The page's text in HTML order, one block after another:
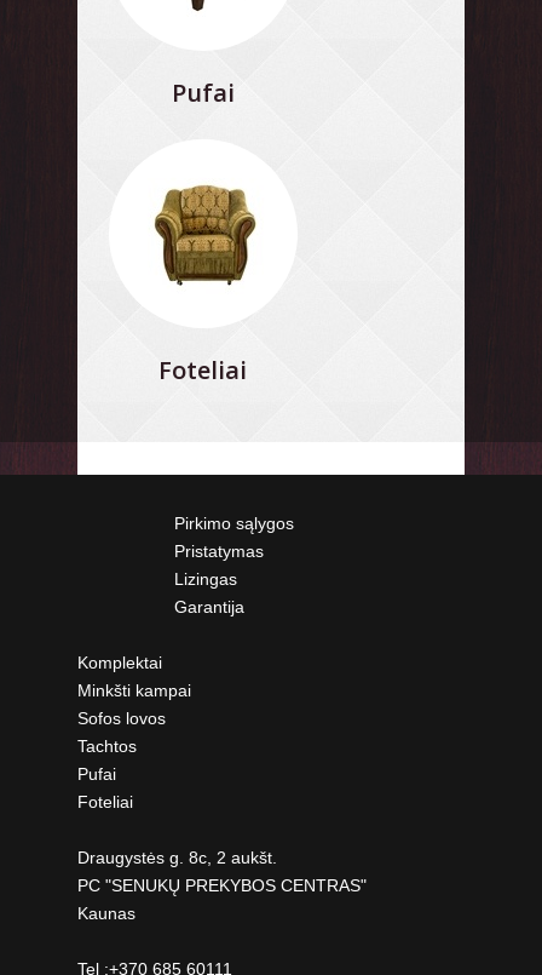
Pufai
Foteliai
Pirkimo sąlygos
Pristatymas
Lizingas
Garantija
Komplektai
Minkšti kampai
Sofos lovos
Tachtos
Pufai
Foteliai
Draugystės g. 8c, 2 aukšt.
PC "SENUKŲ PREKYBOS CENTRAS"
Kaunas
Tel :+370 685 60111